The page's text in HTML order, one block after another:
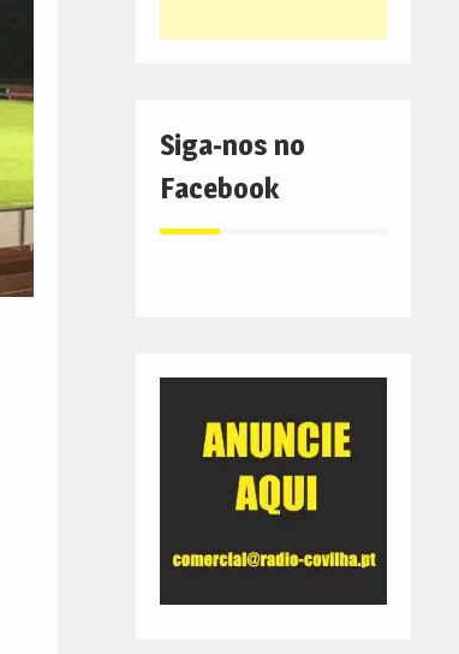
Siga-nos no
Facebook